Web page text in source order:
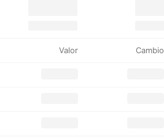
Valor Cambio